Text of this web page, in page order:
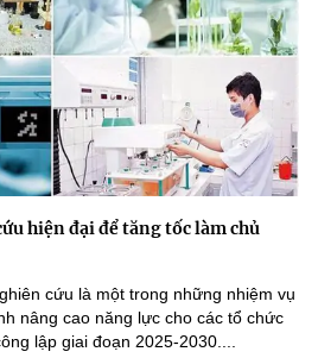
hiện đại để tăng tốc làm chủ
cứu là một trong những nhiệm vụ
nâng cao năng lực cho các tổ chức
lập giai đoạn 2025-2030....